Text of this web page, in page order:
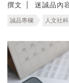
撰文 迷誠品內
誠品專欄 人文社科